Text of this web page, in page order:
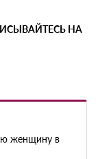
НА
женщину в